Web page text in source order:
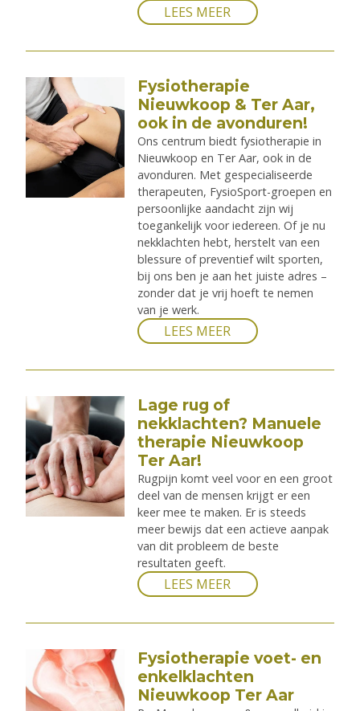
LEES MEER
Fysiotherapie
Nieuwkoop & Ter Aar,
ook in de avonduren!
Ons centrum biedt fysiotherapie in
Nieuwkoop en Ter Aar, ook in de
avonduren. Met gespecialiseerde
therapeuten, FysioSport-groepen en
persoonlijke aandacht zijn wij
toegankelijk voor iedereen. Of je nu
nekklachten hebt, herstelt van een
blessure of preventief wilt sporten,
bij ons ben je aan het juiste adres –
zonder dat je vrij hoeft te nemen
van je werk.
LEES MEER
Lage rug of
nekklachten? Manuele
therapie Nieuwkoop
Ter Aar!
Rugpijn komt veel voor en een groot
deel van de mensen krijgt er een
keer mee te maken. Er is steeds
meer bewijs dat een actieve aanpak
van dit probleem de beste
resultaten geeft.
LEES MEER
Fysiotherapie voet- en
enkelklachten
Nieuwkoop Ter Aar